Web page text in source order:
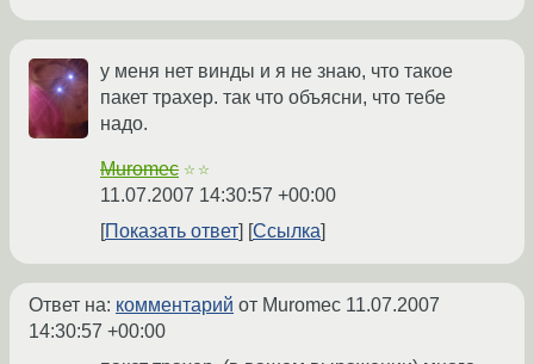
у меня нет винды и я не знаю, что такое
пакет трахер. так что объясни, что тебе
надо.
Muromec ☆☆
11.07.2007 14:30:57 +00:00
Показать ответ
Ссылка
Ответ на: комментарий от Muromec 11.07.2007
14:30:57 +00:00